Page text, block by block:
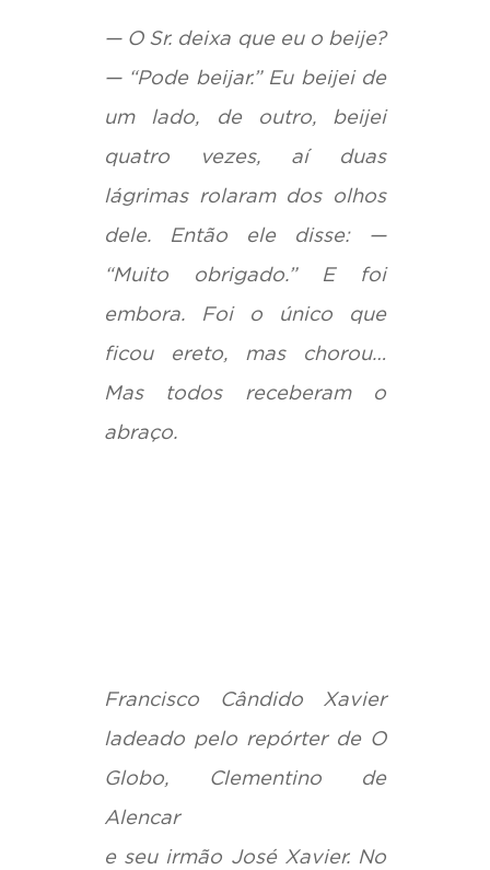
— O Sr. deixa que eu o beije?
— “Pode beijar.” Eu beijei de
um lado, de outro, beijei
quatro vezes, aí duas
lágrimas rolaram dos olhos
dele. Então ele disse: —
“Muito obrigado.” E foi
embora. Foi o único que
ficou ereto, mas chorou…
Mas todos receberam o
abraço.
Francisco Cândido Xavier
ladeado pelo repórter de O
Globo, Clementino de
Alencar
e seu irmão José Xavier. No